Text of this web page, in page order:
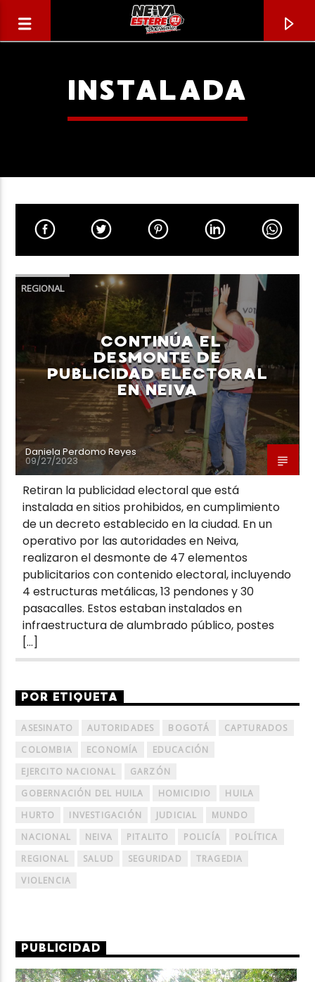
TÍTULO
ARTISTA
Neiva Estereo
INSTALADA
REGIONAL
CONTINÚA EL
DESMONTE DE
PUBLICIDAD ELECTORAL
EN NEIVA
Daniela Perdomo Reyes
09/27/2023
Retiran la publicidad electoral que está
instalada en sitios prohibidos, en cumplimiento
de un decreto establecido en la ciudad. En un
operativo por las autoridades en Neiva,
realizaron el desmonte de 47 elementos
publicitarios con contenido electoral, incluyendo
4 estructuras metálicas, 13 pendones y 30
pasacalles. Estos estaban instalados en
infraestructura de alumbrado público, postes
[…]
POR ETIQUETA
ASESINATO AUTORIDADES BOGOTÁ
CAPTURADOS
COLOMBIA
ECONOMÍA
EDUCACIÓN
EJERCITO NACIONAL
GARZÓN
GOBERNACIÓN DEL HUILA
HOMICIDIO
HUILA
HURTO
INVESTIGACIÓN JUDICIAL
MUNDO
NACIONAL
NEIVA PITALITO POLICÍA
POLÍTICA
REGIONAL
SALUD SEGURIDAD
TRAGEDIA
VIOLENCIA
PUBLICIDAD